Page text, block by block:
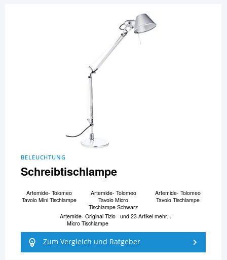
BELEUCHTUNG
Schreibtischlampe
Artemide- Tolomeo
Tavolo Mini Tischlampe
Artemide- Tolomeo
Tavolo Micro
Tischlampe Schwarz
Artemide- Tolomeo
Tavolo Tischlampe
Artemide- Original Tizio
Micro Tischlampe
und 23 Artikel mehr...
Zum Vergleich und Ratgeber